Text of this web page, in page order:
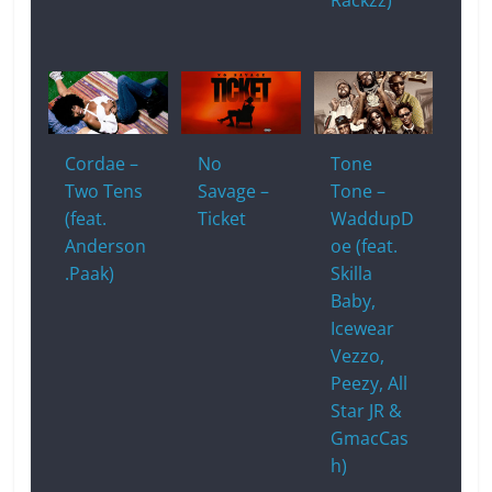
Cordae –
Two Tens
(feat.
Anderson
.Paak)
No
Savage –
Ticket
Tone
Tone –
WaddupD
oe (feat.
Skilla
Baby,
Icewear
Vezzo,
Peezy, All
Star JR &
GmacCas
h)